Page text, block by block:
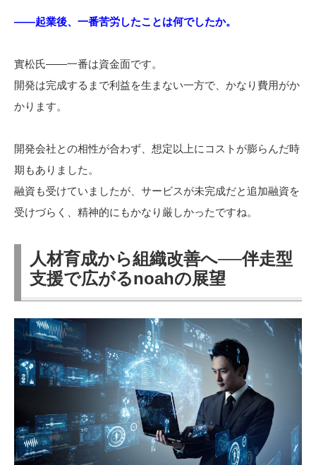
――起業後、一番苦労したことは何でしたか。
實松氏――一番は資金面です。
開発は完成するまで利益を生まない一方で、かなり費用がか
かります。
開発会社との相性が合わず、想定以上にコストが膨らんだ時
期もありました。
融資も受けていましたが、サービスが未完成だと追加融資を
受けづらく、精神的にもかなり厳しかったですね。
人材育成から組織改善へ──伴走型
支援で広がるnoahの展望